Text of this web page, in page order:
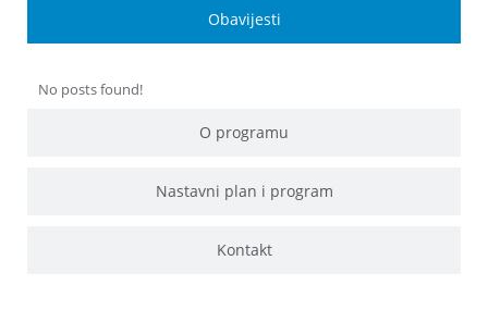
Obavijesti
O programu
Nastavni plan i program
Kontakt
No posts found!